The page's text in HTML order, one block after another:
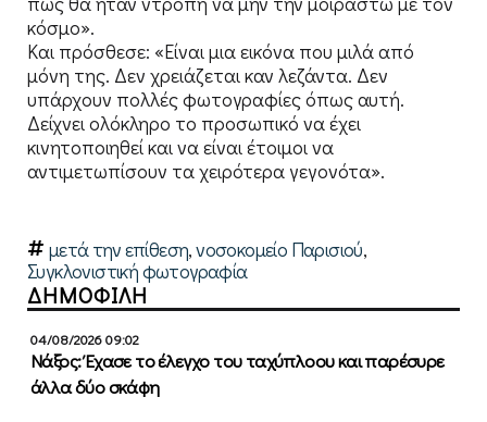
κόσμο».
Και πρόσθεσε: «Είναι μια εικόνα που μιλά από
μόνη της. Δεν χρειάζεται καν λεζάντα. Δεν
υπάρχουν πολλές φωτογραφίες όπως αυτή.
Δείχνει ολόκληρο το προσωπικό να έχει
κινητοποιηθεί και να είναι έτοιμοι να
αντιμετωπίσουν τα χειρότερα γεγονότα».
μετά την επίθεση,νοσοκομείο Παρισιού,
Συγκλονιστική φωτογραφία
ΔΗΜΟΦΙΛΗ
04/08/2026 09:02
Νάξος: Έχασε το έλεγχο του ταχύπλοου και παρέσυρε
άλλα δύο σκάφη